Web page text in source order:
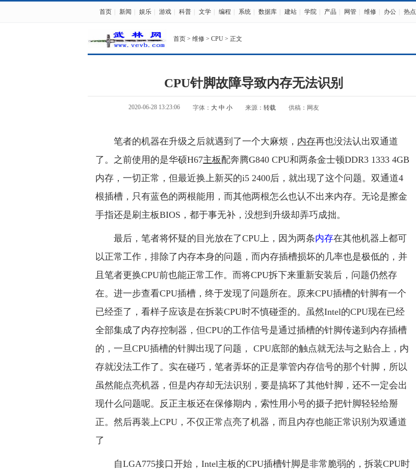
首页 新闻 娱乐 游戏 科普 文学 编程 系统 数据库 建站 学院 产品 网管 维修 办公 热点
首页 > 维修 > CPU > 正文
CPU针脚故障导致内存无法识别
2020-06-28 13:23:06 字体： 大 中 小 来源： 转载 供稿：网友
笔者的机器在升级之后就遇到了一个大麻烦， 内存再也没法认出双通道
了。之前使用的是华硕H67主板配奔腾G840 CPU和两条金士顿DDR3 1333 4GB
内存，一切正常，但最近换上新买的i5 2400后，就出现了这个问题。双通道4
根插槽，只有蓝色的两根能用，而其他两根怎么也认不出来内存。无论是擦金
手指还是刷主板BIOS，都于事无补，没想到升级却弄巧成拙。
最后，笔者将怀疑的目光放在了CPU上，因为两条内存在其他机器上都可
以正常工作，排除了内存本身的问题，而内存插槽损坏的几率也是极低的，并
且笔者更换CPU前也能正常工作。而将CPU拆下来重新安装后，问题仍然存
在。进一步查看CPU插槽，终于发现了问题所在。原来CPU插槽的针脚有一个
已经歪了，看样子应该是在拆装CPU时不慎碰歪的。虽然Intel的CPU现在已经
全部集成了内存控制器，但CPU的工作信号是通过插槽的针脚传递到内存插槽
的，一旦CPU插槽的针脚出现了问题， CPU底部的触点就无法与之贴合上，内
存就没法工作了。实在碰巧，笔者弄坏的正是掌管内存信号的那个针脚，所以
虽然能点亮机器，但是内存却无法识别，要是搞坏了其他针脚，还不一定会出
现什么问题呢。反正主板还在保修期内，索性用小号的摄子把针脚轻轻给掰
正。然后再装上CPU，不仅正常点亮了机器，而且内存也能正常识别为双通道
了
自LGA775接口开始，Intel主板的CPU插槽针脚是非常脆弱的，拆装CPU时